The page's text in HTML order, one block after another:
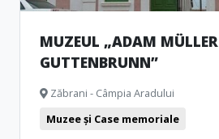
MUZEUL „ADAM MÜLLER
GUTTENBRUNN”
Zăbrani - Câmpia Aradului
Muzee și Case memoriale